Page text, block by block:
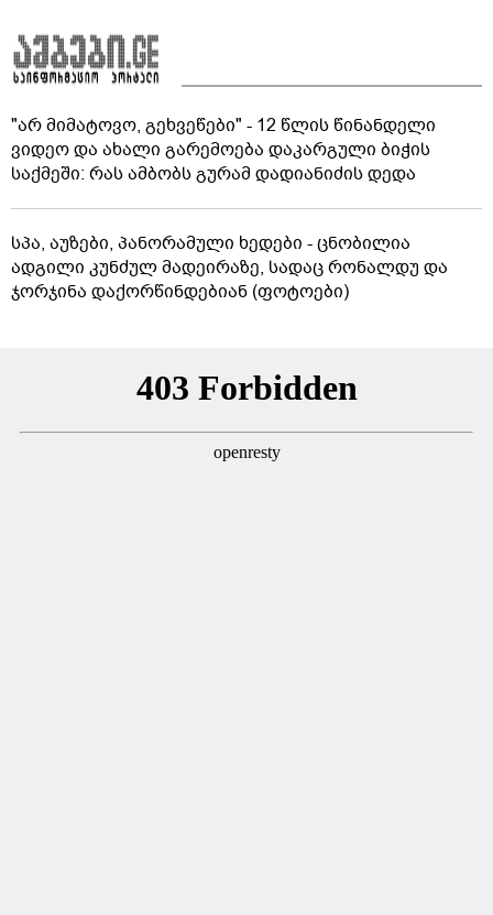
"არ მიმატოვო, გეხვეწები" - 12 წლის წინანდელი
ვიდეო და ახალი გარემოება დაკარგული ბიჭის
საქმეში: რას ამბობს გურამ დადიანიძის დედა
სპა, აუზები, პანორამული ხედები - ცნობილია
ადგილი კუნძულ მადეირაზე, სადაც რონალდუ და
ჯორჯინა დაქორწინდებიან (ფოტოები)